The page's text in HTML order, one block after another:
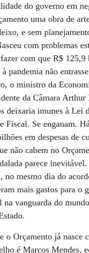
do governo em
uma obra de
e sem
com problemas
com que R$ 125,9
à pandemia não
o ministro da
da Câmara Arthur
deixaria imunes à Lei
Fiscal. Se enganam.
em despesas de
não cabem no
parece
no mesmo dia do
mais gastos para o
na vanguarda do
o Orçamento já nasce
é Marcos Mendes,